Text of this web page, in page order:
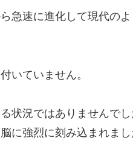
急速に進化して現代の
いていません。
状況ではありませんで
に強烈に刻み込まれま